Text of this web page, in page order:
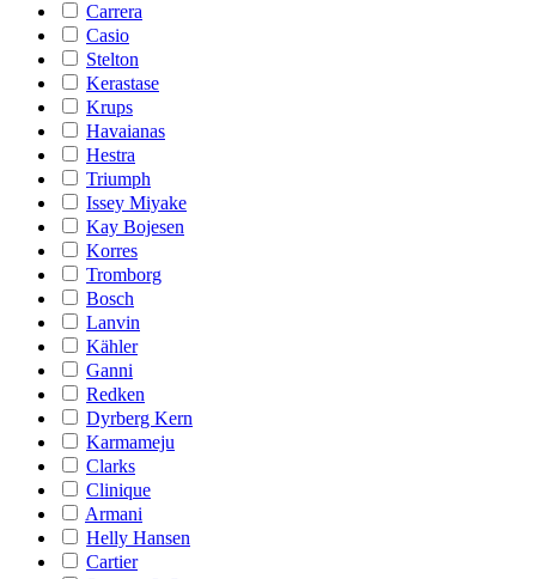
Carrera
Casio
Stelton
Kerastase
Krups
Havaianas
Hestra
Triumph
Issey Miyake
Kay Bojesen
Korres
Tromborg
Bosch
Lanvin
Kähler
Ganni
Redken
Dyrberg Kern
Karmameju
Clarks
Clinique
Armani
Helly Hansen
Cartier